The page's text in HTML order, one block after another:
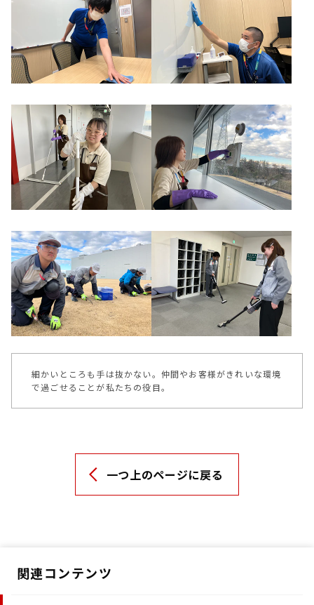
細かいところも手は抜かない。仲間やお客様がきれいな環境
で過ごせることが私たちの役目。
一つ上のページに戻る
関連コンテンツ